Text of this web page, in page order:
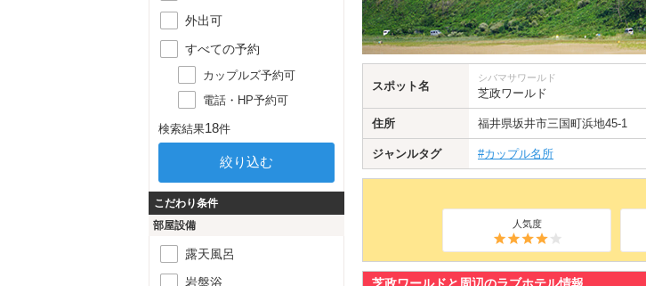
スポット名
シバマサワールド
芝政ワールド
住所 福井県坂井市三国町浜地45-1
ジャンルタグ #カップル名所
人気度
外出可
すべての予約
カップルズ予約可
電話・HP予約可
検索結果18件
こだわり条件
部屋設備
露天風呂
岩盤浴